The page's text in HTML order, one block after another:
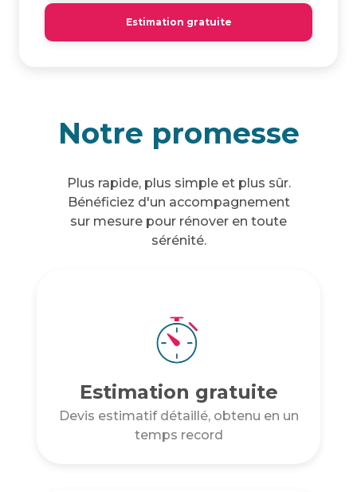
Estimation gratuite
Notre promesse
Plus rapide, plus simple et plus sûr.
Bénéficiez d'un accompagnement
sur mesure pour rénover en toute
sérénité.
Estimation gratuite
Devis estimatif détaillé, obtenu en un
temps record